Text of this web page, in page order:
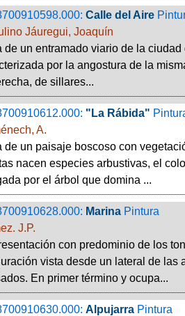
Calle del Aire
Jáuregui, Joaquín
de un entramado viario de la
por la angostura de la
de sillares...
"La Rábida"
A.
de un paisaje boscoso con
nacen especies arbustivas, el
por el árbol que domina ...
Marina Pintura
J.P.
con predominio de los
vista desde un lateral de
En primer término y ocupa...
Alpujarra Pintura